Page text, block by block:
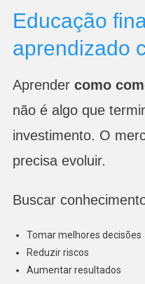
Educação
aprendizado
Aprender como
não é algo que
investimento. O
precisa evoluir.
Buscar
Tomar melhores decisões
Reduzir riscos
Aumentar resultados